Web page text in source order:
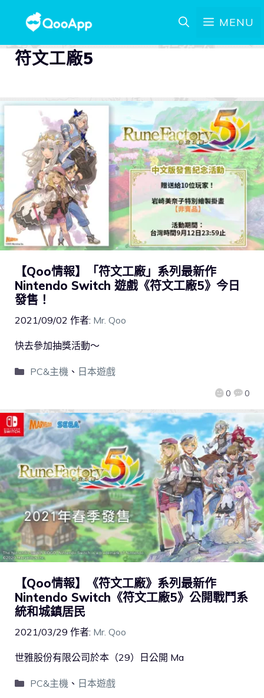
MENU
符文工廠5
【Qoo情報】「符文工廠」系列最新作
Nintendo Switch 遊戲《符文工廠5》今日
發售！
2021/09/02 作者: Mr. Qoo
0 0
快去參加抽獎活動～
PC&主機、 日本遊戲
【Qoo情報】《符文工廠》系列最新作
Nintendo Switch《符文工廠5》公開戰鬥系
統和城鎮居民
2021/03/29 作者: Mr. Qoo
世雅股份有限公司於本（29）日公開 Ma
PC&主機、 日本遊戲